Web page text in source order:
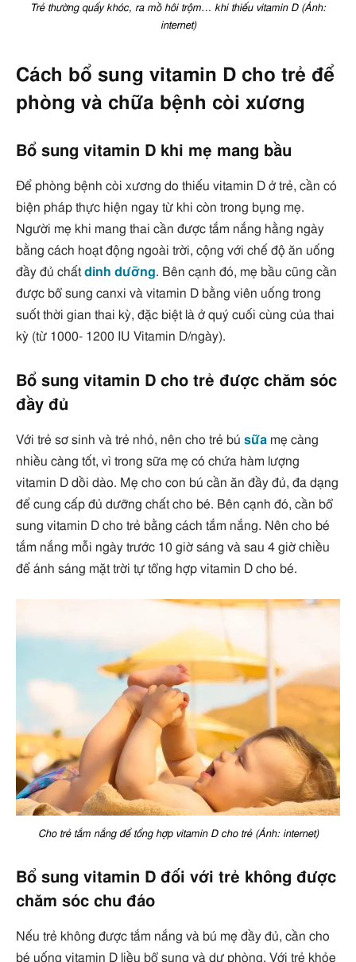
Trẻ thường quấy khóc, ra mồ hôi trộm… khi thiếu vitamin D (Ảnh:
internet)
Cách bổ sung vitamin D cho trẻ để
phòng và chữa bệnh còi xương
Bổ sung vitamin D khi mẹ mang bầu
Để phòng bệnh còi xương do thiếu vitamin D ở trẻ, cần có
biện pháp thực hiện ngay từ khi còn trong bụng mẹ.
Người mẹ khi mang thai cần được tắm nắng hằng ngày
bằng cách hoạt động ngoài trời, cộng với chế độ ăn uống
đầy đủ chất dinh dưỡng. Bên cạnh đó, mẹ bầu cũng cần
được bổ sung canxi và vitamin D bằng viên uống trong
suốt thời gian thai kỳ, đặc biệt là ở quý cuối cùng của thai
kỳ (từ 1000- 1200 IU Vitamin D/ngày).
Bổ sung vitamin D cho trẻ được chăm sóc
đầy đủ
Với trẻ sơ sinh và trẻ nhỏ, nên cho trẻ bú sữa mẹ càng
nhiều càng tốt, vì trong sữa mẹ có chứa hàm lượng
vitamin D dồi dào. Mẹ cho con bú cần ăn đầy đủ, đa dạng
để cung cấp đủ dưỡng chất cho bé. Bên cạnh đó, cần bổ
sung vitamin D cho trẻ bằng cách tắm nắng. Nên cho bé
tắm nắng mỗi ngày trước 10 giờ sáng và sau 4 giờ chiều
để ánh sáng mặt trời tự tổng hợp vitamin D cho bé.
Cho trẻ tắm nắng để tổng hợp vitamin D cho trẻ (Ảnh: internet)
Bổ sung vitamin D đối với trẻ không được
chăm sóc chu đáo
Nếu trẻ không được tắm nắng và bú mẹ đầy đủ, cần cho
bé uống vitamin D liều bổ sung và dự phòng. Với trẻ khỏe